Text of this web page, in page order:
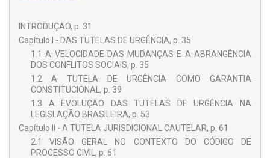
INTRODUÇÃO, p. 31
Capítulo I - DAS TUTELAS DE URGÊNCIA, p. 35
1.1 A VELOCIDADE DAS MUDANÇAS E A ABRANGÊNCIA
DOS CONFLITOS SOCIAIS, p. 35
1.2 A TUTELA DE URGÊNCIA COMO GARANTIA
CONSTITUCIONAL, p. 39
1.3 A EVOLUÇÃO DAS TUTELAS DE URGÊNCIA NA
LEGISLAÇÃO BRASILEIRA, p. 53
Capítulo II - A TUTELA JURISDICIONAL CAUTELAR, p. 61
2.1 VISÃO GERAL NO CONTEXTO DO CÓDIGO DE
PROCESSO CIVIL, p. 61